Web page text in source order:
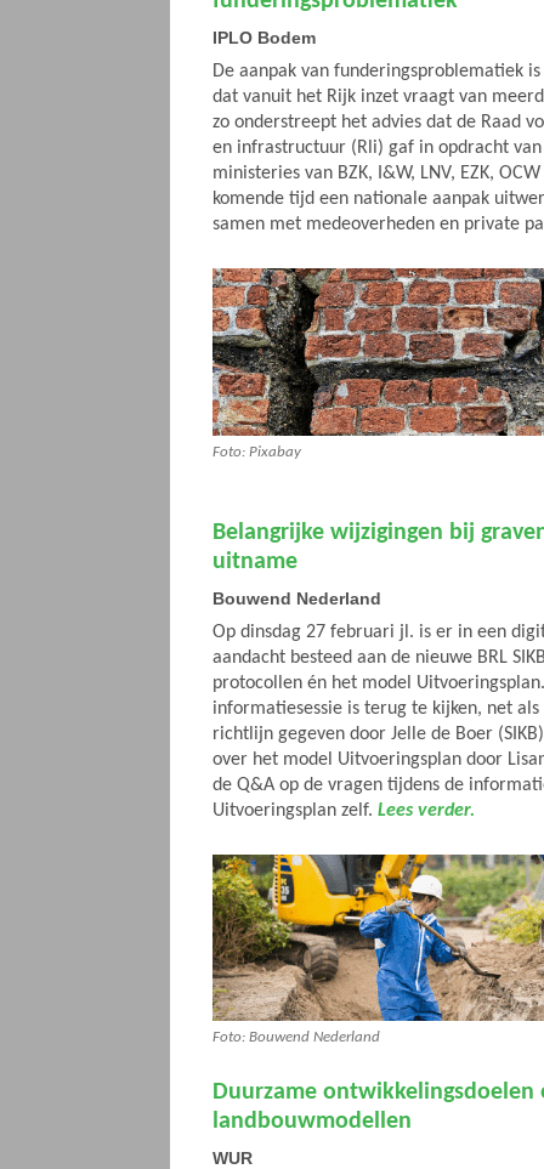
IPLO Bodem
De aanpak van funderingsproblematiek
dat vanuit het Rijk inzet vraagt van
zo onderstreept het advies dat de Raad
en infrastructuur (Rli) gaf in opdracht
ministeries van BZK, I&W, LNV, EZK,
komende tijd een nationale aanpak
samen met medeoverheden en private
Foto: Pixabay
Belangrijke wijzigingen bij
uitname
Bouwend Nederland
Op dinsdag 27 februari jl. is er in een
aandacht besteed aan de nieuwe BRL
protocollen én het model
informatiesessie is terug te kijken, net
richtlijn gegeven door Jelle de Boer
over het model Uitvoeringsplan door
de Q&A op de vragen tijdens de
Uitvoeringsplan zelf. Lees verder.
Foto: Bouwend Nederland
Duurzame
landbouwmodellen
WUR